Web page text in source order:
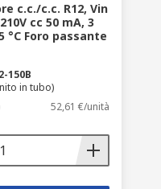
c.c./c.c. R12, Vin
cc 50 mA, 3
°C Foro passante
150B
in tubo)
52,61 €/unità